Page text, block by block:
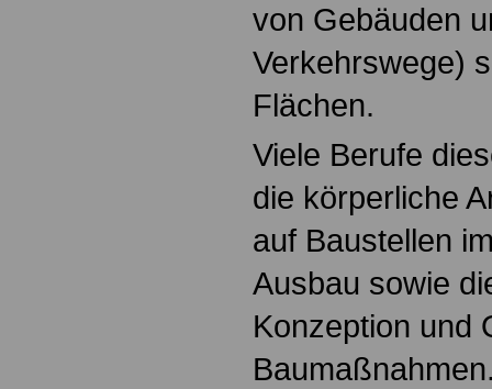
von Gebäuden
Verkehrswege)
Flächen.
Viele Berufe
die körperliche
auf Baustellen
Ausbau sowie
Konzeption und